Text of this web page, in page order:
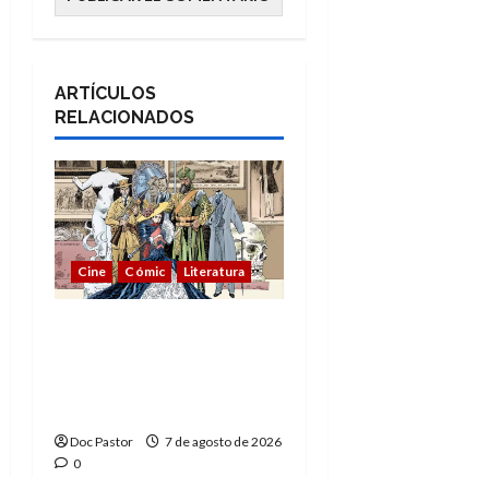
ARTÍCULOS
RELACIONADOS
Cine Cómic Literatura
Doc Pastor
7 de agosto de 2026
0